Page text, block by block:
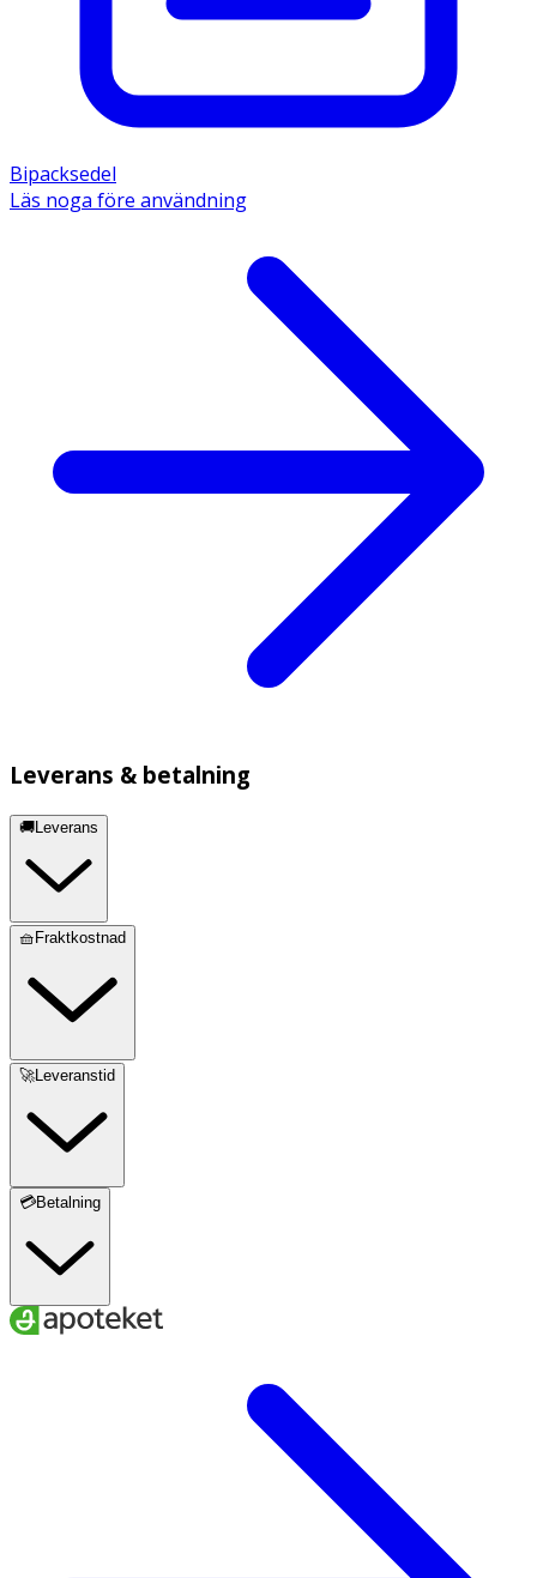
Bipacksedel
Läs noga före användning
Leverans & betalning
🚚Leverans
🧺Fraktkostnad
🚀Leveranstid
💳Betalning